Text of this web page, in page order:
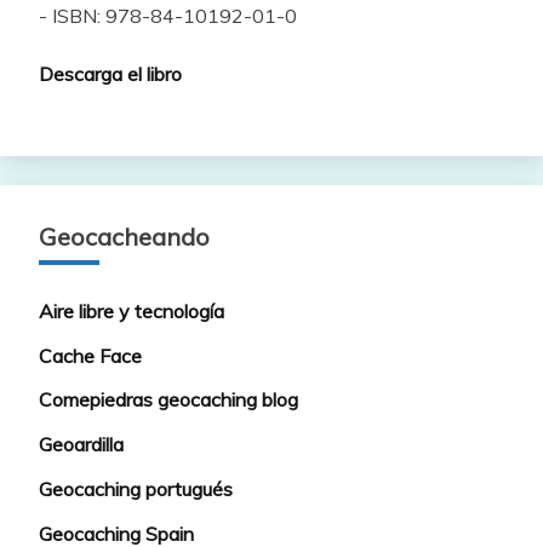
- ISBN: 978-84-10192-01-0
Descarga el libro
Geocacheando
Aire libre y tecnología
Cache Face
Comepiedras geocaching blog
Geoardilla
Geocaching portugués
Geocaching Spain